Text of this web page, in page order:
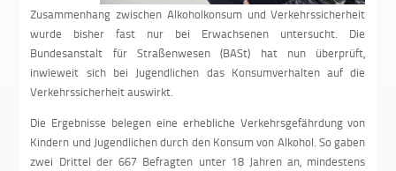
Zusammenhang zwischen Alkoholkonsum und Verkehrssicherheit
wurde bisher fast nur bei Erwachsenen untersucht. Die
Bundesanstalt für Straßenwesen (BASt) hat nun überprüft,
inwieweit sich bei Jugendlichen das Konsumverhalten auf die
Verkehrssicherheit auswirkt.
Die Ergebnisse belegen eine erhebliche Verkehrsgefährdung von
Kindern und Jugendlichen durch den Konsum von Alkohol. So gaben
zwei Drittel der 667 Befragten unter 18 Jahren an, mindestens